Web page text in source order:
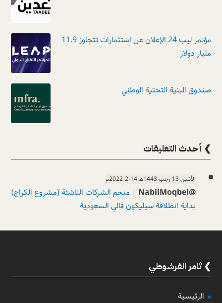
مؤتمر ليب 24 الإعلان عن استثمارات تتجاوز 11.9
مليار دولار
صندوق البنية التحتية الوطني
❯ أحدث التعليقات
الأثنين 13 رجب 1443هـ 14-2-2022م
@NabilMoqbel
| منجم الشركات الناشئة (مشروع الكراج)
بداية انطلاقة سيليكون فالي السعودية
ثامر الفرشوطي
الرئيسية